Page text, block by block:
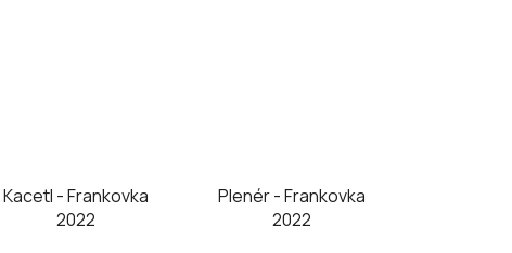
Kacetl - Frankovka
2022
Plenér - Frankovka
2022